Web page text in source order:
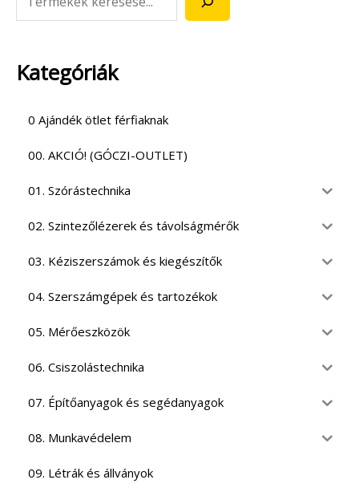
Kategóriák
0 Ajándék ötlet férfiaknak
00. AKCIÓ! (GÓCZI-OUTLET)
01. Szórástechnika
02. Szintezőlézerek és távolságmérők
03. Kéziszerszámok és kiegészítők
04. Szerszámgépek és tartozékok
05. Mérőeszközök
06. Csiszolástechnika
07. Építőanyagok és segédanyagok
08. Munkavédelem
09. Létrák és állványok